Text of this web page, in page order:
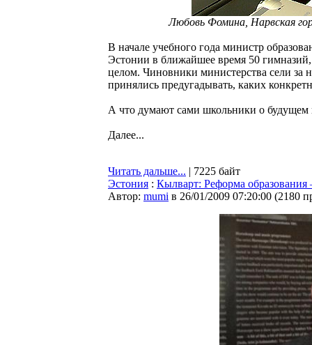
Любовь Фомина, Нарвская
В начале учебного года министр
Эстонии в ближайшее время 50
целом. Чиновники министерства сели за
принялись предугадывать, каких
А что думают сами школьники о будущем
Далее...
Читать дальше... | 7225 байт
Эстония : Кылварт: Реформа
Автор: mumi в 26/01/2009 07:20:00 (2180